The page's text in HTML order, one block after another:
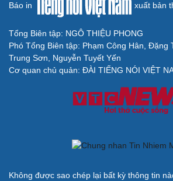
Báo in xuất bản
Tổng Biên tập: NGÔ THIỆU PHONG
Phó Tổng Biên tập: Phạm Công Hân, Đặng
Trung Sơn, Nguyễn Tuyết Yến
Cơ quan chủ quản: ĐÀI TIẾNG NÓI VIỆT
Không được sao chép lại bất kỳ thông tin